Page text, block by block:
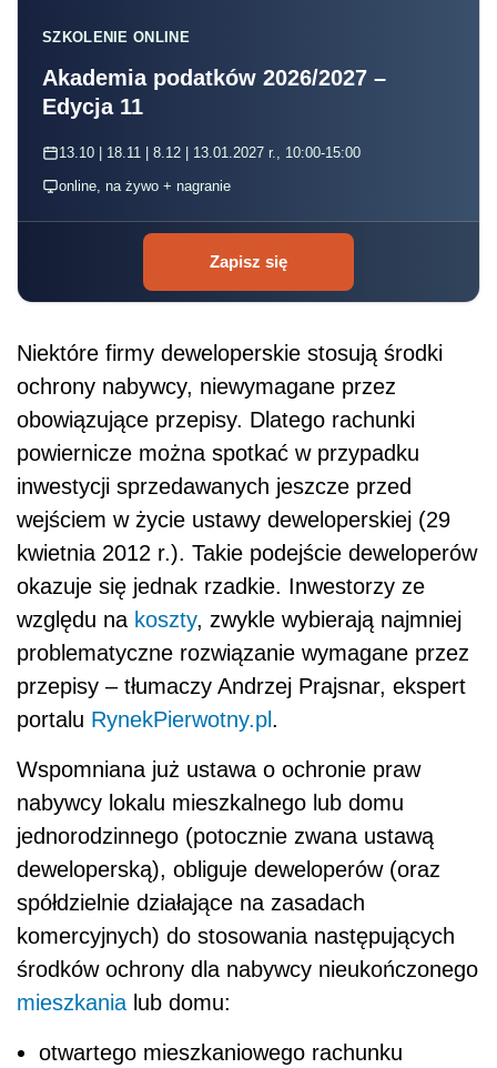
SZKOLENIE ONLINE
Akademia podatków 2026/2027 –
Edycja 11
13.10 | 18.11 | 8.12 | 13.01.2027 r., 10:00-15:00
online, na żywo + nagranie
Zapisz się
Niektóre firmy deweloperskie stosują środki
ochrony nabywcy, niewymagane przez
obowiązujące przepisy. Dlatego rachunki
powiernicze można spotkać w przypadku
inwestycji sprzedawanych jeszcze przed
wejściem w życie ustawy deweloperskiej (29
kwietnia 2012 r.). Takie podejście deweloperów
okazuje się jednak rzadkie. Inwestorzy ze
względu na koszty, zwykle wybierają najmniej
problematyczne rozwiązanie wymagane przez
przepisy – tłumaczy Andrzej Prajsnar, ekspert
portalu RynekPierwotny.pl.
Wspomniana już ustawa o ochronie praw
nabywcy lokalu mieszkalnego lub domu
jednorodzinnego (potocznie zwana ustawą
deweloperską), obliguje deweloperów (oraz
spółdzielnie działające na zasadach
komercyjnych) do stosowania następujących
środków ochrony dla nabywcy nieukończonego
mieszkania lub domu:
otwartego mieszkaniowego rachunku